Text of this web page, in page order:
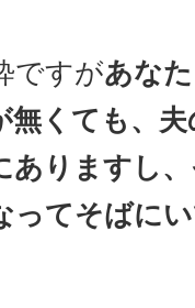
ですがあな
くても、夫
ありますし
ってそばに